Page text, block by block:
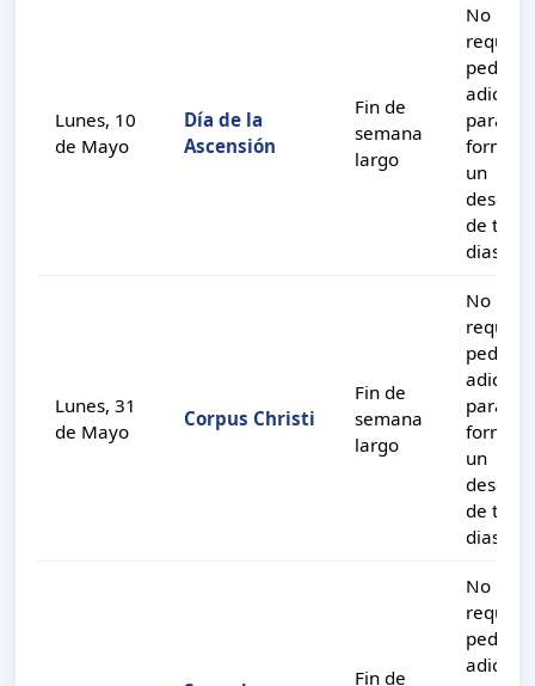
Lunes, 10
de Mayo
Día de la
Ascensión
Fin de
semana
largo
No
pedir
para
formar
un
de tres
dias.
Lunes, 31
de Mayo
Corpus Christi
Fin de
semana
largo
No
pedir
para
formar
un
de tres
dias.
Fin de
No
pedir